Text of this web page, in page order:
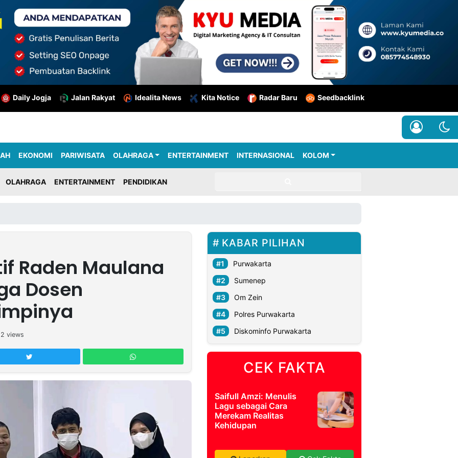
Daily Jogja Jalan Rakyat Idealita News Kita Notice Radar Baru Seedbacklink
EKONOMI PARIWISATA OLAHRAGA ENTERTAINMENT INTERNASIONAL KOLOM
OLAHRAGA ENTERTAINMENT PENDIDIKAN
Raden Maulana
Dosen
views
KABAR PILIHAN
Purwakarta
Sumenep
Om Zein
Polres Purwakarta
Diskominfo Purwakarta
CEK FAKTA
Saifull Amzi: Menulis
Lagu sebagai Cara
Merekam Realitas
Kehidupan